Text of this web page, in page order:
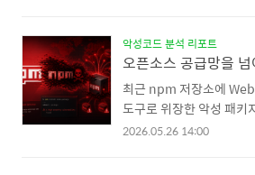
형태로 재전송하는 치밀
는 수집된 악성 샘플 3종
이 북..
다. 이번 악성코드는 저작
메일을 통해 유포되었으
rosoft Word 파일을 변
이를 여전히 "정상
드는 오래된 취약점
악성코드 분석 리포트
최근 npm 저장소에
도구로 위장한 악성 패키
확인되었습니다. 해당
2026.05.26 14:00